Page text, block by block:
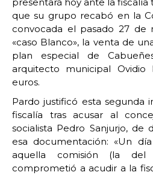
que su grupo recabó en la
convocada el pasado 27 de
«caso Blanco», la venta de
plan especial de
arquitecto municipal Ovidio
euros.
Pardo justificó esta segunda
fiscalía tras acusar al
socialista Pedro Sanjurjo, de
esa documentación: «Un
aquella comisión (la
comprometió a acudir a la